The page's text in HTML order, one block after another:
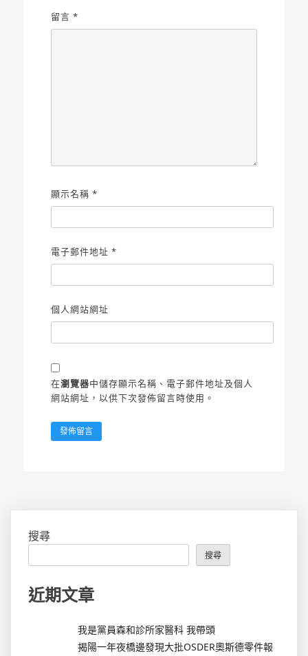
留言*
顯示名稱*
電子郵件地址*
個人網站網址
在瀏覽器中儲存顯示名稱、電子郵件地址及個人
網站網址，以供下次發佈留言時使用。
搜尋
搜尋
近期文章
我是黨員森和診所家醫科 我帶頭
揭陽一年夜橋邊發現大批OSDER奧斯德零件報